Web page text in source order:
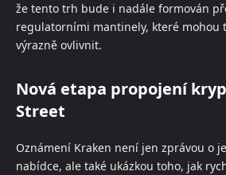
že tento trh bude i nadále formován
regulatorními mantinely, které mohou
výrazně ovlivnit.
Nová etapa propojení
Street
Oznámení Kraken není jen zprávou o
nabídce, ale také ukázkou toho, jak